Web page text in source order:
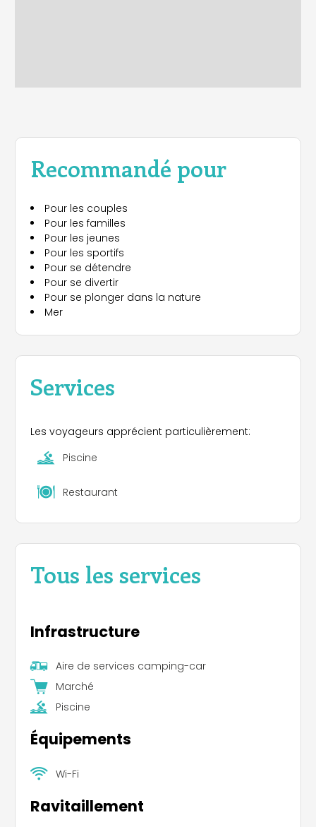
Recommandé pour
Pour les couples
Pour les familles
Pour les jeunes
Pour les sportifs
Pour se détendre
Pour se divertir
Pour se plonger dans la nature
Mer
Services
Les voyageurs apprécient particulièrement:
Piscine
Restaurant
Tous les services
Infrastructure
Aire de services camping-car
Marché
Piscine
Équipements
Wi-Fi
Ravitaillement